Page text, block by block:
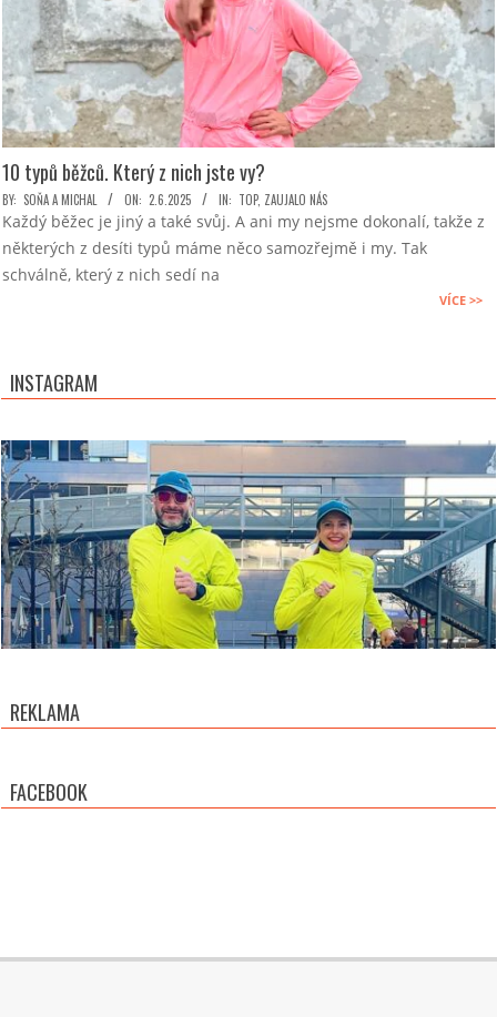
10 typů běžců. Který z nich jste vy?
2025-
06-
02
BY: SOŇA A MICHAL ON: 2.6.2025 IN: TOP, ZAUJALO NÁS
Každý běžec je jiný a také svůj. A ani my nejsme dokonalí, takže z
některých z desíti typů máme něco samozřejmě i my. Tak
schválně, který z nich sedí na
VÍCE >>
INSTAGRAM
REKLAMA
FACEBOOK